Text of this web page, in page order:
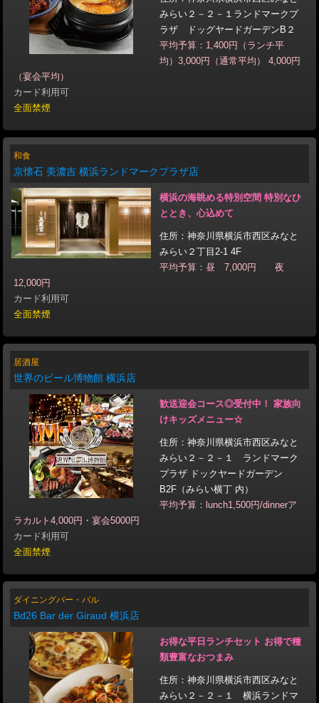
みらい２－２－１ランドマークプ
ラザ ドッグヤードガーデンB２
平均予算：1,400円（ランチ平
均）3,000円（通常平均） 4,000円
（宴会平均）
カード利用可
全面禁煙
和食
京懐石 美濃吉 横浜ランドマークプラザ店
横浜の海眺める特別空間 特別なひ
ととき、心込めて
住所：神奈川県横浜市西区みなと
みらい２丁目2-1 4F
平均予算：昼 7,000円 夜
12,000円
カード利用可
全面禁煙
居酒屋
世界のビール博物館 横浜店
歓送迎会コース◎受付中！ 家族向
けキッズメニュー☆
住所：神奈川県横浜市西区みなと
みらい２－２－１ ランドマーク
プラザ ドックヤードガーデン
B2F（みらい横丁 内）
平均予算：lunch1,500円/dinnerア
ラカルト4,000円・宴会5000円
カード利用可
全面禁煙
ダイニングバー・バル
Bd26 Bar der Giraud 横浜店
お得な平日ランチセット お得で種
類豊富なおつまみ
住所：神奈川県横浜市西区みなと
みらい２－２－１ 横浜ランドマ